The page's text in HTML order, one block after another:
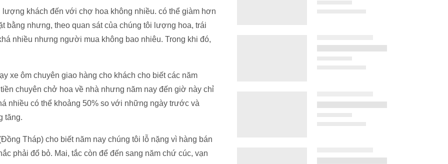
khách đến với chợ hoa không nhiều. có thể giàm hơn
bằng nhưng, theo quan sát của chúng tôi lượng hoa, trái
nhiều nhưng người mua không bao nhiêu. Trong khi đó,
xe ôm chuyên giao hàng cho khách cho biết các năm
chuyên chở hoa về nhà nhưng năm nay đến giờ này chỉ
nhiều có thể khoảng 50% so với những ngày trước và
tăng.
Tháp) cho biết năm nay chúng tôi lỗ nặng vì hàng bán
phải đổ bỏ. Mai, tắc còn để đến sang năm chứ cúc, vạn